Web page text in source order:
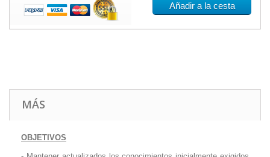
Añadir a la cesta
MÁS
OBJETIVOS